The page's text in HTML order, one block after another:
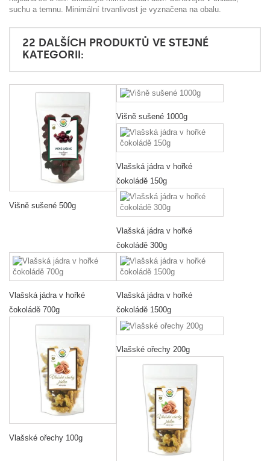
suchu a temnu. Minimální trvanlivost je vyznačena na obalu.
22 DALŠÍCH PRODUKTŮ VE STEJNÉ
KATEGORII:
Višně sušené 500g
Višně sušené 1000g
Vlašská jádra v hořké
čokoládě 150g
Vlašská jádra v hořké
čokoládě 300g
Vlašská jádra v hořké
čokoládě 700g
Vlašská jádra v hořké
čokoládě 1500g
Vlašské ořechy 100g
Vlašské ořechy 200g